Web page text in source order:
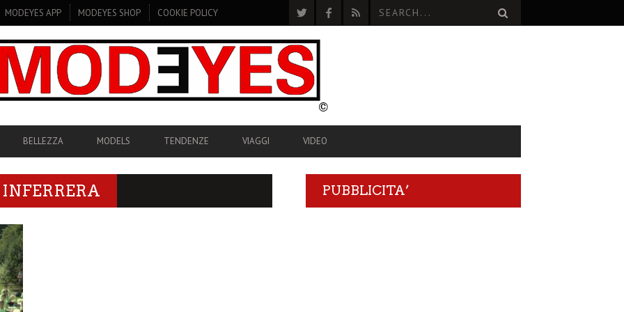
MODEYES APP MODEYES SHOP COOKIE POLICY
BELLEZZA MODELS TENDENZE VIAGGI VIDEO
PUBBLICITA’